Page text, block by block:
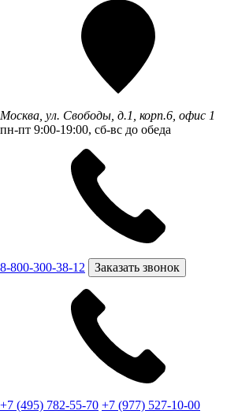
Москва, ул. Свободы, д.1, корп.6, офис 1
пн-пт 9:00-19:00, сб-вс до обеда
8-800-300-38-12 Заказать звонок
+7 (495) 782-55-70 +7 (977) 527-10-00